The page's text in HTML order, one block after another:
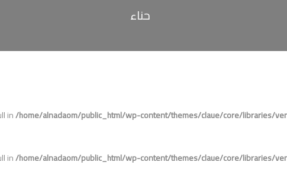
حناء
in/home/alnadaom/public_html/wp-content/themes/claue/core/libraries/
in/home/alnadaom/public_html/wp-content/themes/claue/core/libraries/